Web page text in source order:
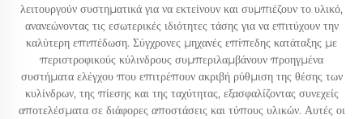
λειτουργούν συστηματικά για να εκτείνουν και συμπιέζουν το υλικό,
ανανεώνοντας τις εσωτερικές ιδιότητες τάσης για να επιτύχουν την
καλύτερη επιπέδωση. Σύγχρονες μηχανές επίπεδης κατάταξης με
περιστροφικούς κύλινδρους συμπεριλαμβάνουν προηγμένα
συστήματα ελέγχου που επιτρέπουν ακριβή ρύθμιση της θέσης των
κυλίνδρων, της πίεσης και της ταχύτητας, εξασφαλίζοντας συνεχείς
αποτελέσματα σε διάφορες αποστάσεις και τύπους υλικών. Αυτές οι